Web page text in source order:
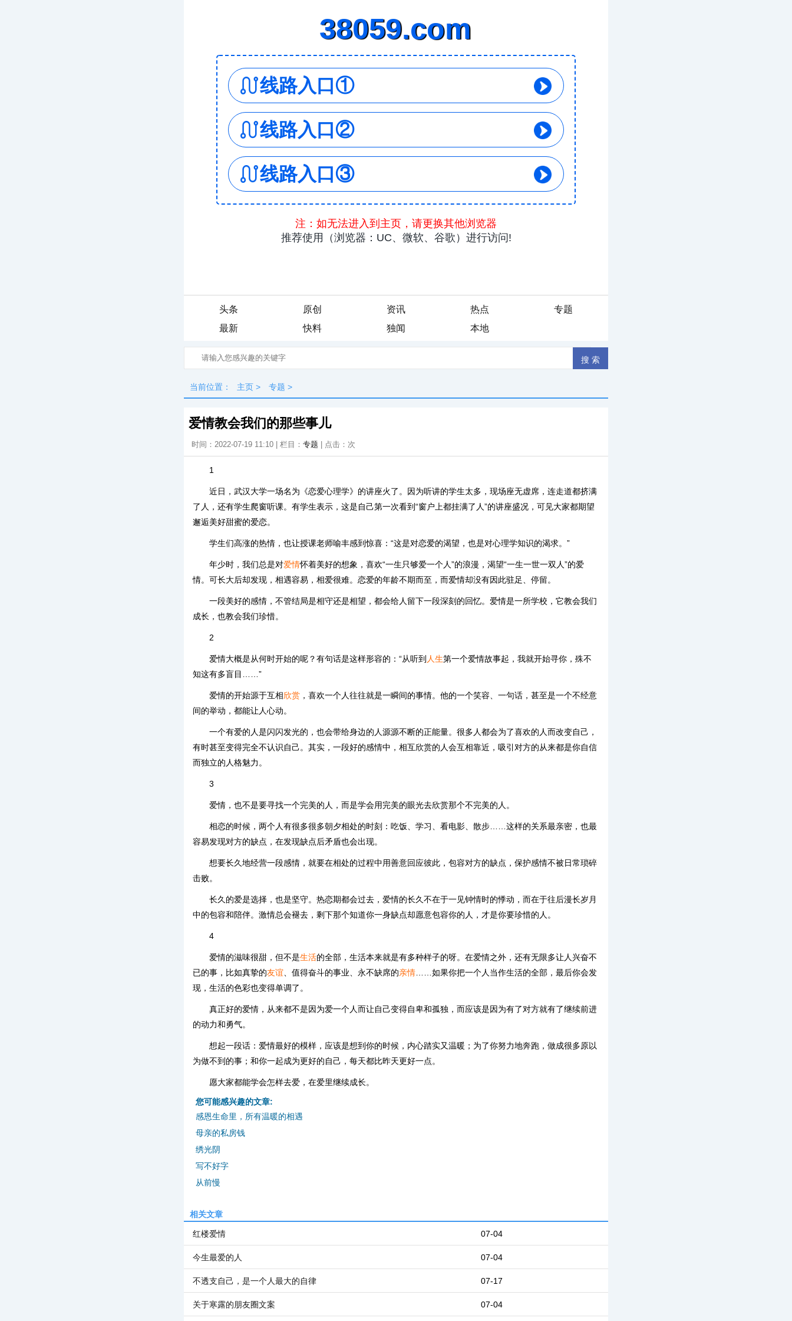
头条 原创 资讯 热点
专题
最新
快料 独闻 本地
当前位置： 主页 > 专题 >
爱情教会我们的那些事儿
时间：2022-07-19 11:10 | 栏目： 专题 | 点击： 次
1
近日，武汉大学一场名为《恋爱心理学》的讲座火了。因为听讲的学生太多，现场座无虚席，连走道都挤满
了人，还有学生爬窗听课。有学生表示，这是自己第一次看到“窗户上都挂满了人”的讲座盛况，可见大家都期望
邂逅美好甜蜜的爱恋。
学生们高涨的热情，也让授课老师喻丰感到惊喜：“这是对恋爱的渴望，也是对心理学知识的渴求。”
年少时，我们总是对爱情怀着美好的想象，喜欢“一生只够爱一个人”的浪漫，渴望“一生一世一双人”的爱
情。可长大后却发现，相遇容易，相爱很难。恋爱的年龄不期而至，而爱情却没有因此驻足、停留。
一段美好的感情，不管结局是相守还是相望，都会给人留下一段深刻的回忆。爱情是一所学校，它教会我们
成长，也教会我们珍惜。
2
爱情大概是从何时开始的呢？有句话是这样形容的：“从听到 人生第一个爱情故事起，我就开始寻你，殊不
知这有多盲目……”
爱情的开始源于互相欣赏 ，喜欢一个人往往就是一瞬间的事情。他的一个笑容、一句话，甚至是一个不经意
间的举动，都能让人心动。
一个有爱的人是闪闪发光的，也会带给身边的人源源不断的正能量。很多人都会为了喜欢的人而改变自己，
有时甚至变得完全不认识自己。其实，一段好的感情中，相互欣赏的人会互相靠近，吸引对方的从来都是你自信
而独立的人格魅力。
3
爱情，也不是要寻找一个完美的人，而是学会用完美的眼光去欣赏那个不完美的人。
相恋的时候，两个人有很多很多朝夕相处的时刻：吃饭、学习、看电影、散步……这样的关系最亲密，也最
容易发现对方的缺点，在发现缺点后矛盾也会出现。
想要长久地经营一段感情，就要在相处的过程中用善意回应彼此，包容对方的缺点，保护感情不被日常琐碎
击败。
长久的爱是选择，也是坚守。热恋期都会过去，爱情的长久不在于一见钟情时的悸动，而在于往后漫长岁月
中的包容和陪伴。激情总会褪去，剩下那个知道你一身缺点却愿意包容你的人，才是你要珍惜的人。
4
爱情的滋味很甜，但不是生活的全部，生活本来就是有多种样子的呀。在爱情之外，还有无限多让人兴奋不
已的事，比如真挚的友谊 、值得奋斗的事业、永不缺席的亲情 ……如果你把一个人当作生活的全部，最后你会发
现，生活的色彩也变得单调了。
真正好的爱情，从来都不是因为爱一个人而让自己变得自卑和孤独，而应该是因为有了对方就有了继续前进
的动力和勇气。
想起一段话：爱情最好的模样，应该是想到你的时候，内心踏实又温暖；为了你努力地奔跑，做成很多原以
为做不到的事；和你一起成为更好的自己，每天都比昨天更好一点。
愿大家都能学会怎样去爱，在爱里继续成长。
您可能感兴趣的文章:
感恩生命里，所有温暖的相遇
母亲的私房钱
绣光阴
写不好字
从前慢
相关文章
07-04
红楼爱情
07-04
今生最爱的人
07-17
不透支自己，是一个人最大的自律
07-04
关于寒露的朋友圈文案